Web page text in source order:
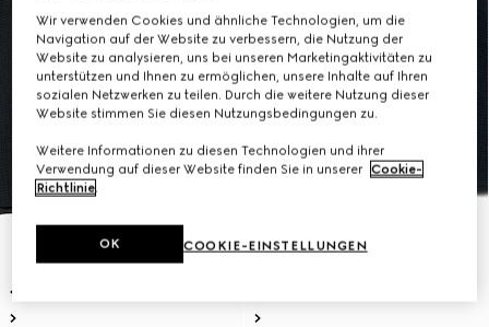
Wir verwenden Cookies und ähnliche Technologien, um die
Navigation auf der Website zu verbessern, die Nutzung der
Website zu analysieren, uns bei unseren Marketingaktivitäten zu
unterstützen und Ihnen zu ermöglichen, unsere Inhalte auf Ihren
sozialen Netzwerken zu teilen. Durch die weitere Nutzung dieser
Website stimmen Sie diesen Nutzungsbedingungen zu.
Weitere Informationen zu diesen Technologien und ihrer
Verwendung auf dieser Website finden Sie in unserer Cookie-
Richtlinie.
COOKIE-EINSTELLUNGEN
OK